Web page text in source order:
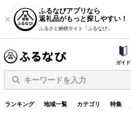
ふるなびアプリなら
返礼品がもっと探しやすい！
ふるさと納税サイト「ふるなび」
ガイド
キーワードを入力
ランキング 地域一覧 カテゴリ 特集